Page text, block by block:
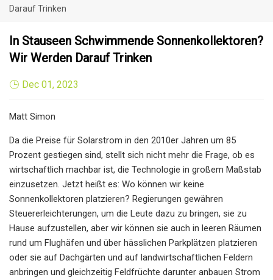
Darauf Trinken
In Stauseen Schwimmende Sonnenkollektoren?
Wir Werden Darauf Trinken
Dec 01, 2023
Matt Simon
Da die Preise für Solarstrom in den 2010er Jahren um 85
Prozent gestiegen sind, stellt sich nicht mehr die Frage, ob es
wirtschaftlich machbar ist, die Technologie in großem Maßstab
einzusetzen. Jetzt heißt es: Wo können wir keine
Sonnenkollektoren platzieren? Regierungen gewähren
Steuererleichterungen, um die Leute dazu zu bringen, sie zu
Hause aufzustellen, aber wir können sie auch in leeren Räumen
rund um Flughäfen und über hässlichen Parkplätzen platzieren
oder sie auf Dachgärten und auf landwirtschaftlichen Feldern
anbringen und gleichzeitig Feldfrüchte darunter anbauen Strom